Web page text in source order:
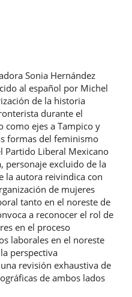
Sonia Hernández
al español por Michel
de la historia
durante el
ejes a Tampico y
formas del feminismo
Liberal Mexicano
personaje excluido de la
la autora reivindica con
de mujeres
tanto en el noreste de
a reconocer el rol de
en el proceso
laborales en el noreste
perspectiva
revisión exhaustiva de
de ambos lados